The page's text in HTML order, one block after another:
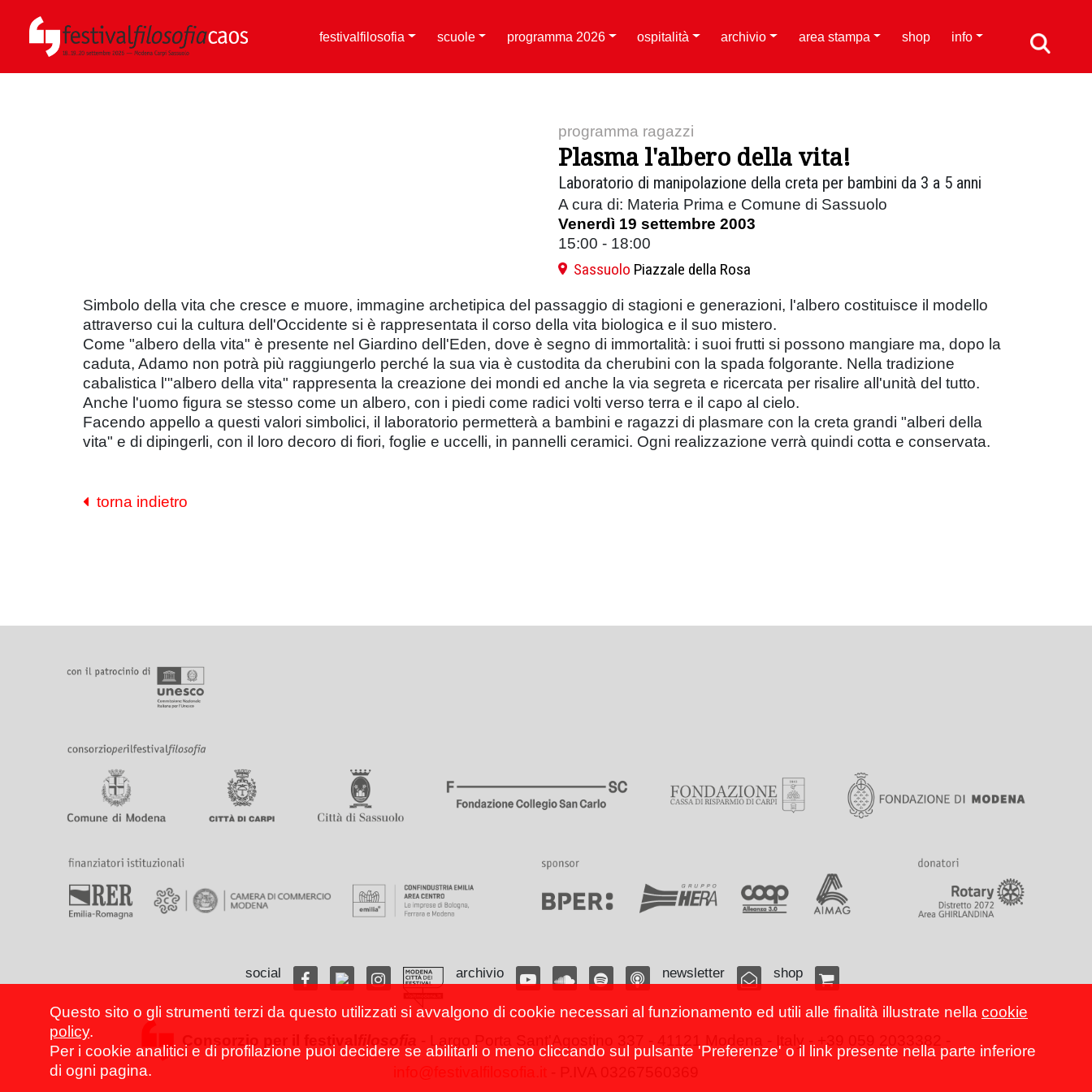
festivalfilosofia scuole programma 2026 ospitalità archivio area stampa shop info
programma ragazzi
Plasma l'albero della vita!
Laboratorio di manipolazione della creta per bambini da 3 a 5 anni
A cura di: Materia Prima e Comune di Sassuolo
Venerdì 19 settembre 2003
15:00 - 18:00
Sassuolo Piazzale della Rosa
Simbolo della vita che cresce e muore, immagine archetipica del passaggio di stagioni e generazioni, l'albero costituisce il modello
attraverso cui la cultura dell'Occidente si è rappresentata il corso della vita biologica e il suo mistero.
Come "albero della vita" è presente nel Giardino dell'Eden, dove è segno di immortalità: i suoi frutti si possono mangiare ma, dopo la
caduta, Adamo non potrà più raggiungerlo perché la sua via è custodita da cherubini con la spada folgorante. Nella tradizione
cabalistica l'"albero della vita" rappresenta la creazione dei mondi ed anche la via segreta e ricercata per risalire all'unità del tutto.
Anche l'uomo figura se stesso come un albero, con i piedi come radici volti verso terra e il capo al cielo.
Facendo appello a questi valori simbolici, il laboratorio permetterà a bambini e ragazzi di plasmare con la creta grandi "alberi della
vita" e di dipingerli, con il loro decoro di fiori, foglie e uccelli, in pannelli ceramici. Ogni realizzazione verrà quindi cotta e conservata.
torna indietro
social archivio newsletter shop
Questo sito o gli strumenti terzi da questo utilizzati si avvalgono di cookie necessari al funzionamento ed utili alle finalità illustrate nella cookie
policy.
Per i cookie analitici e di profilazione puoi decidere se abilitarli o meno cliccando sul pulsante 'Preferenze' o il link presente nella parte inferiore
di ogni pagina.